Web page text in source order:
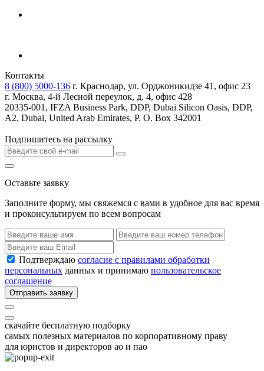
Контакты
8 (800) 5000-136 г. Краснодар, ул. Орджоникидзе 41, офис 23
г. Москва, 4-й Лесной переулок, д. 4, офис 428
20335-001, IFZA Business Park, DDP, Dubai Silicon Oasis, DDP,
A2, Dubai, United Arab Emirates, P. O. Box 342001
Подпишитесь на рассылку
Оставьте заявку
Заполните форму, мы свяжемся с вами в удобное для вас время
и проконсультируем по всем вопросам
Подтверждаю согласие с правилами обработки
персональных данных и принимаю пользовательское
соглашение
Отправить заявку
скачайте бесплатную подборку
самых полезных материалов по корпоративному праву
для юристов и директоров ао и пао